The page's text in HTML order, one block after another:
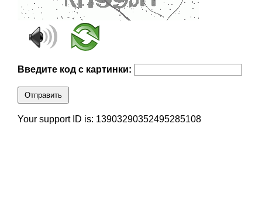
Введите код с картинки:
Отправить
Your support ID is: 13903290352495285108